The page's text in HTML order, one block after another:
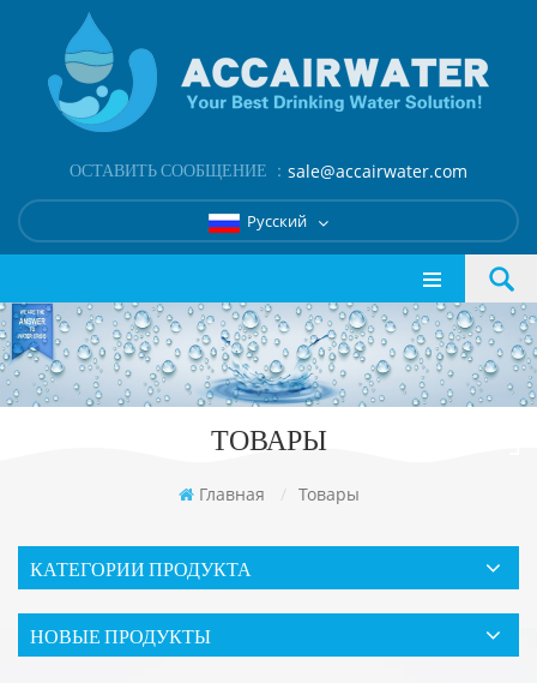
ОСТАВИТЬ СООБЩЕНИЕ ： sale@accairwater.com
Русский
ТОВАРЫ
Главная / Товары
КАТЕГОРИИ ПРОДУКТА
НОВЫЕ ПРОДУКТЫ